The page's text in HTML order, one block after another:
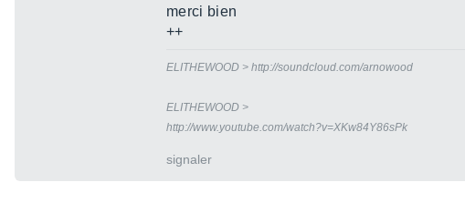
merci bien
++
ELITHEWOOD > http://soundcloud.com/arnowood
ELITHEWOOD >
http://www.youtube.com/watch?v=XKw84Y86sPk
signaler